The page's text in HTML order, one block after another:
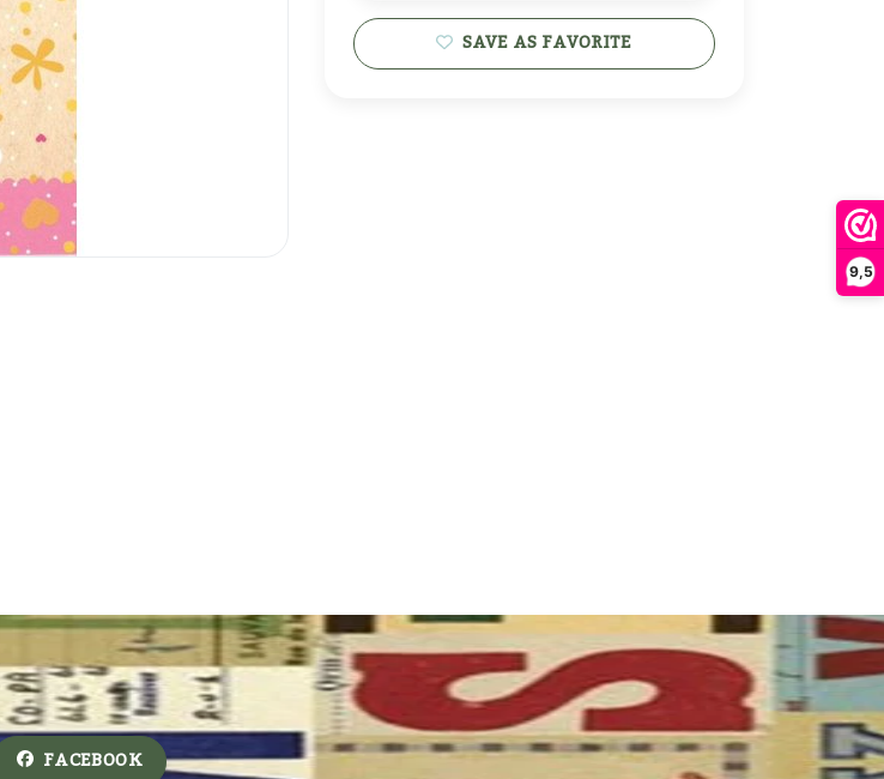
9,5
SAVE AS FAVORITE
FACEBOOK